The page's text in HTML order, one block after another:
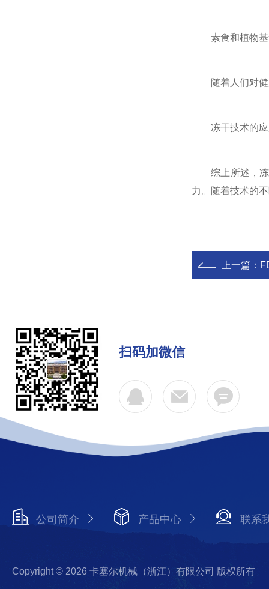
素食和植物基
随着人们对健康
冻干技术的应
综上所述，冻
力。随着技术的
上一篇：
扫码加微信
公司简介 产品中心 联系
Copyright © 2026 卡塞尔机械（浙江）有限公司 版权所有